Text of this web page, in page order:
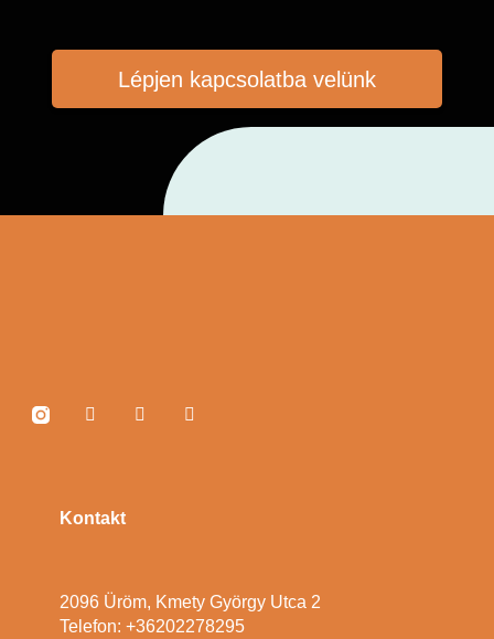
Lépjen kapcsolatba velünk
Kontakt
2096 Üröm, Kmety György Utca 2
Telefon: +36202278295